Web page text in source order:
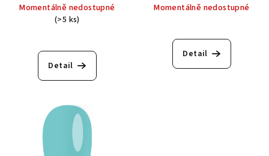
Momentálně nedostupné
(>5 ks)
Detail
Momentálně nedostupné
Detail